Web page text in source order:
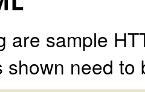
are sample
shown need